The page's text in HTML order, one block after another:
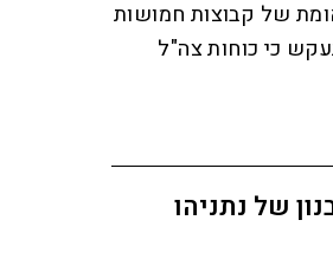
של קבוצות חמושות
כי כוחות צה"ל
של נתניהו